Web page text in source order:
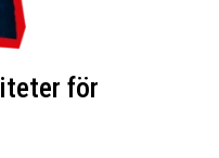
för